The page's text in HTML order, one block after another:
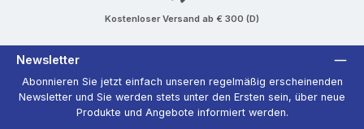
Kostenloser Versand ab € 300 (D)
Newsletter
Abonnieren Sie jetzt einfach unseren regelmäßig erscheinenden
Newsletter und Sie werden stets unter den Ersten sein, über neue
Produkte und Angebote informiert werden.